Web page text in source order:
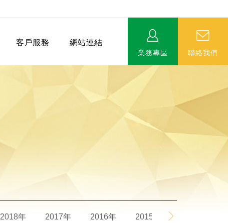
客戶服務 網站連結
業務專區 聯絡我們
2018年 2017年 2016年 2015年